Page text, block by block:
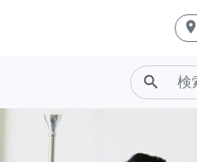
place
search